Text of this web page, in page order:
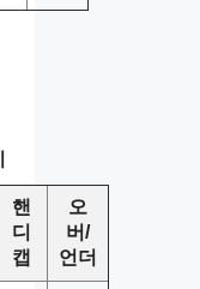
핸
디
캡
오
버/
언더